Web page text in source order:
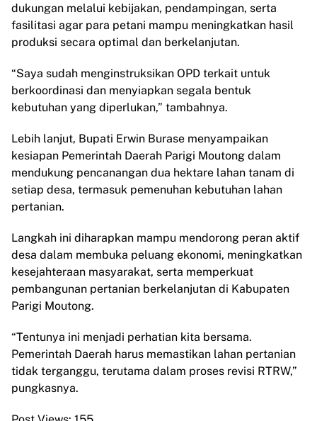
dukungan melalui kebijakan, pendampingan, serta
fasilitasi agar para petani mampu meningkatkan hasil
produksi secara optimal dan berkelanjutan.
“Saya sudah menginstruksikan OPD terkait untuk
berkoordinasi dan menyiapkan segala bentuk
kebutuhan yang diperlukan,” tambahnya.
Lebih lanjut, Bupati Erwin Burase menyampaikan
kesiapan Pemerintah Daerah Parigi Moutong dalam
mendukung pencanangan dua hektare lahan tanam di
setiap desa, termasuk pemenuhan kebutuhan lahan
pertanian.
Langkah ini diharapkan mampu mendorong peran aktif
desa dalam membuka peluang ekonomi, meningkatkan
kesejahteraan masyarakat, serta memperkuat
pembangunan pertanian berkelanjutan di Kabupaten
Parigi Moutong.
“Tentunya ini menjadi perhatian kita bersama.
Pemerintah Daerah harus memastikan lahan pertanian
tidak terganggu, terutama dalam proses revisi RTRW,”
pungkasnya.